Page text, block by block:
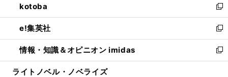
く
で
開
く
ド
ウ
で
開
く
ィ
ン
ド
ウ
で
開
い
ウ
ィ
ン
ド
ウ
kotoba
新
し
い
ウ
ィ
ン
e!集英社
新
し
い
ウ
情報・知識＆オピニオン imidas
新
し
ライトノベル・ノベライズ